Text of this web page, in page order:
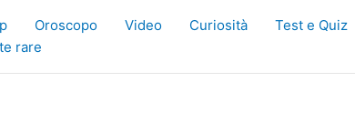
Oroscopo Video Curiosità Test e Quiz
rare